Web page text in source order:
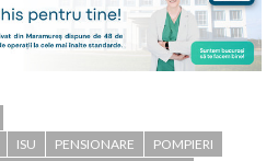
ISU PENSIONARE
POMPIERI